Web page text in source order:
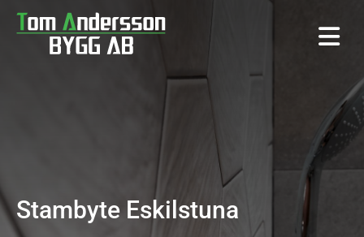
Stambyte Eskilstuna